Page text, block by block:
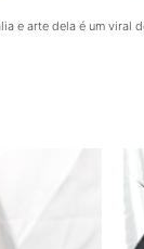
e arte dela é um viral